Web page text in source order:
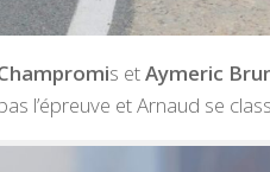
s etAymeric
l’épreuve et Arnaud se